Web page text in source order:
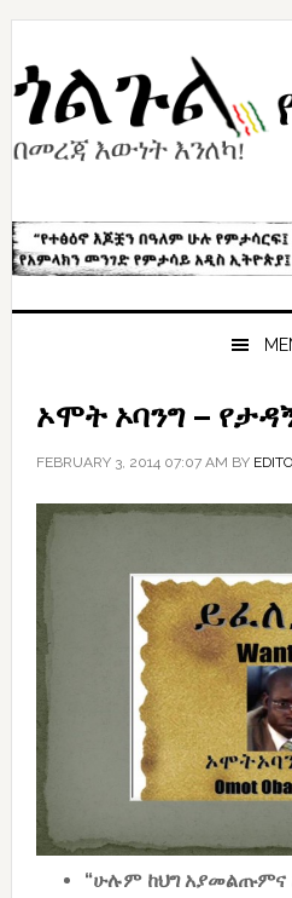
Skip
primary
navigation
Skip
content
Skip
primary
sidebar
ኦሞት ኦባንግ –
FEBRUARY 3, 2014 07:07 AM BY
“ሁሉም ከህግ አያመልጡምና